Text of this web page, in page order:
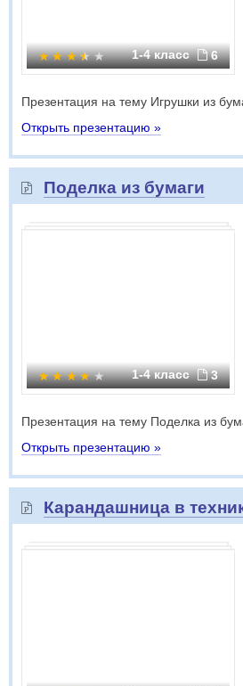
1-4 класс 6
Презентация на тему Игрушки из
Открыть презентацию »
Поделка из бумаги
1-4 класс 3
Презентация на тему Поделка из
Открыть презентацию »
Карандашница в